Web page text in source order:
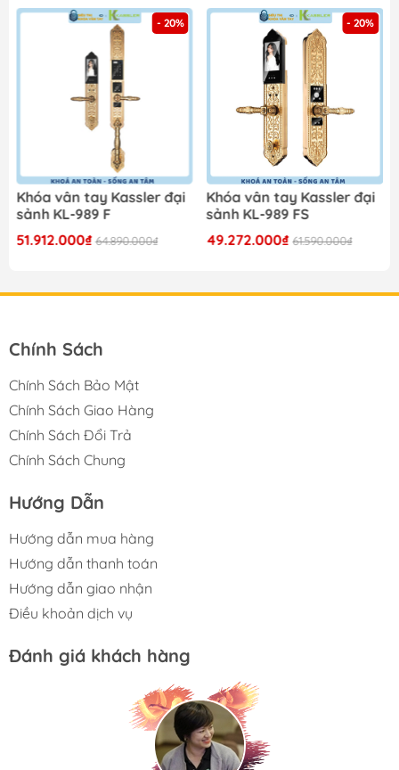
- 20%
Khóa vân tay Kassler đại
sảnh KL-989 F
51.912.000₫ 64.890.000₫
- 20%
Khóa vân tay Kassler đại
sảnh KL-989 FS
49.272.000₫ 61.590.000₫
Chính Sách
Chính Sách Bảo Mật
Chính Sách Giao Hàng
Chính Sách Đổi Trả
Chính Sách Chung
Hướng Dẫn
Hướng dẫn mua hàng
Hướng dẫn thanh toán
Hướng dẫn giao nhận
Điều khoản dịch vụ
Đánh giá khách hàng